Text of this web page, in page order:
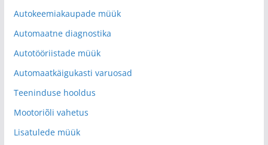
Autokeemiakaupade müük
Automaatne diagnostika
Autotööriistade müük
Automaatkäigukasti varuosad
Teeninduse hooldus
Mootoriõli vahetus
Lisatulede müük